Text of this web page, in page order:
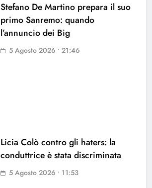
Stefano De Martino prepara il suo
primo Sanremo: quando
l’annuncio dei Big
5 Agosto 2026 • 21:46
Licia Colò contro gli haters: la
conduttrice è stata discriminata
5 Agosto 2026 • 11:53